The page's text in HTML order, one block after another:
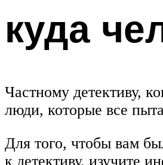
куда
Частному детективу,
люди, которые все
Для того, чтобы вам
к детективу, изучите